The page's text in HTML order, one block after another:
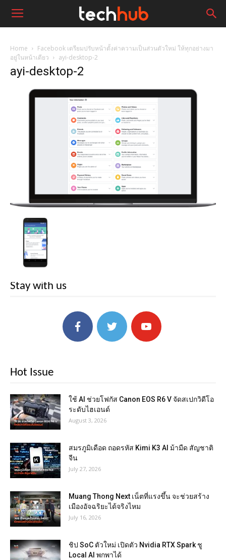
Home
Facebook เตรียมปรับหน้าตั้งค่าความเป็นส่วนตัวใหม่ ให้ทุกอย่างมา
อยู่ในหน้าเดียว
ayi-desktop-2
ayi-desktop-2
Stay with us
Hot Issue
ใช้ AI ช่วยโฟกัส Canon EOS R6 V จัดสเปกวิดีโอ
ระดับไฮเอนด์
August 3, 2026
สมรภูมิเดือด ถอดรหัส Kimi K3 AI ม้ามืด สัญชาติ
จีน
July 27, 2026
Muang Thong Next เน็ตที่แรงขึ้น จะช่วยสร้าง
เมืองอัจฉริยะได้จริงไหม
July 16, 2026
ชิป SoC ตัวใหม่ เปิดตัว Nvidia RTX Spark ชู
Local AI พกพาได้